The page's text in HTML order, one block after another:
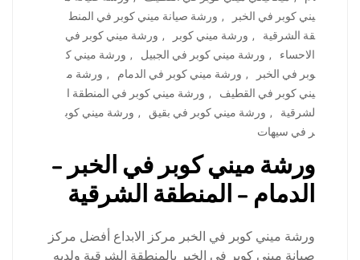
يني كوبر في الخبر
, ورشة صيانة ميني كوبر في المنط
قة الشرقية
, ورشة ميني كوبر , ورشة ميني كوبر في
الاحساء
, ورشة ميني كوبر في الجبيل , ورشة ميني ك
وبر في الخبر
, ورشة ميني كوبر في الدمام , ورشة م
يني كوبر في القطيف
, ورشة ميني كوبر في المنطقة ا
لشرقية
, ورشة ميني كوبر في بقيق , ورشة ميني كوب
ر في سيهات
ورشة ميني كوبر في الخبر –
الدمام – المنطقة الشرقية
ورشة ميني كوبر في الخبر مركز الابداع أفضل مركز
صيانة ميني كوبر في الخبر بالمنطقة الشرقية ولديه